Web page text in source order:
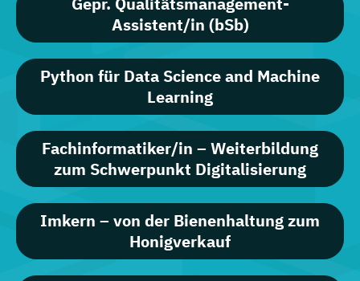
Assistent/in (bSb)
Python für Data Science and Machine
Learning
Fachinformatiker/in – Weiterbildung
zum Schwerpunkt Digitalisierung
Imkern – von der Bienenhaltung zum
Honigverkauf